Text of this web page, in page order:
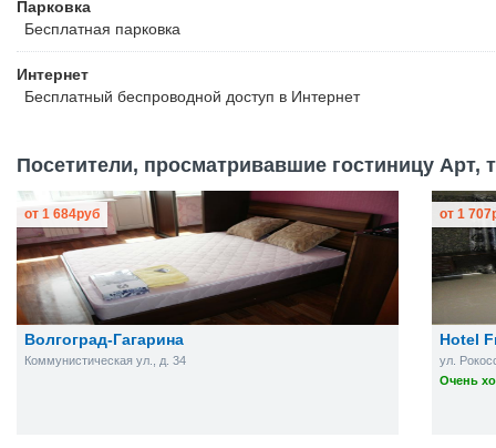
Парковка
Бесплатная парковка
Интернет
Бесплатный беспроводной доступ в Интернет
Посетители, просматривавшие гостиницу Арт,
Волгоград-Гагарина
Коммунистическая ул., д. 34
от 1 684руб
Hotel
ул.
Очень
от 1 707